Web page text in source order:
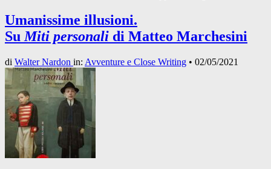
Umanissime illusioni.
Su Miti personali di Matteo Marchesini
di Walter Nardon in: Avventure e Close Writing • 02/05/2021